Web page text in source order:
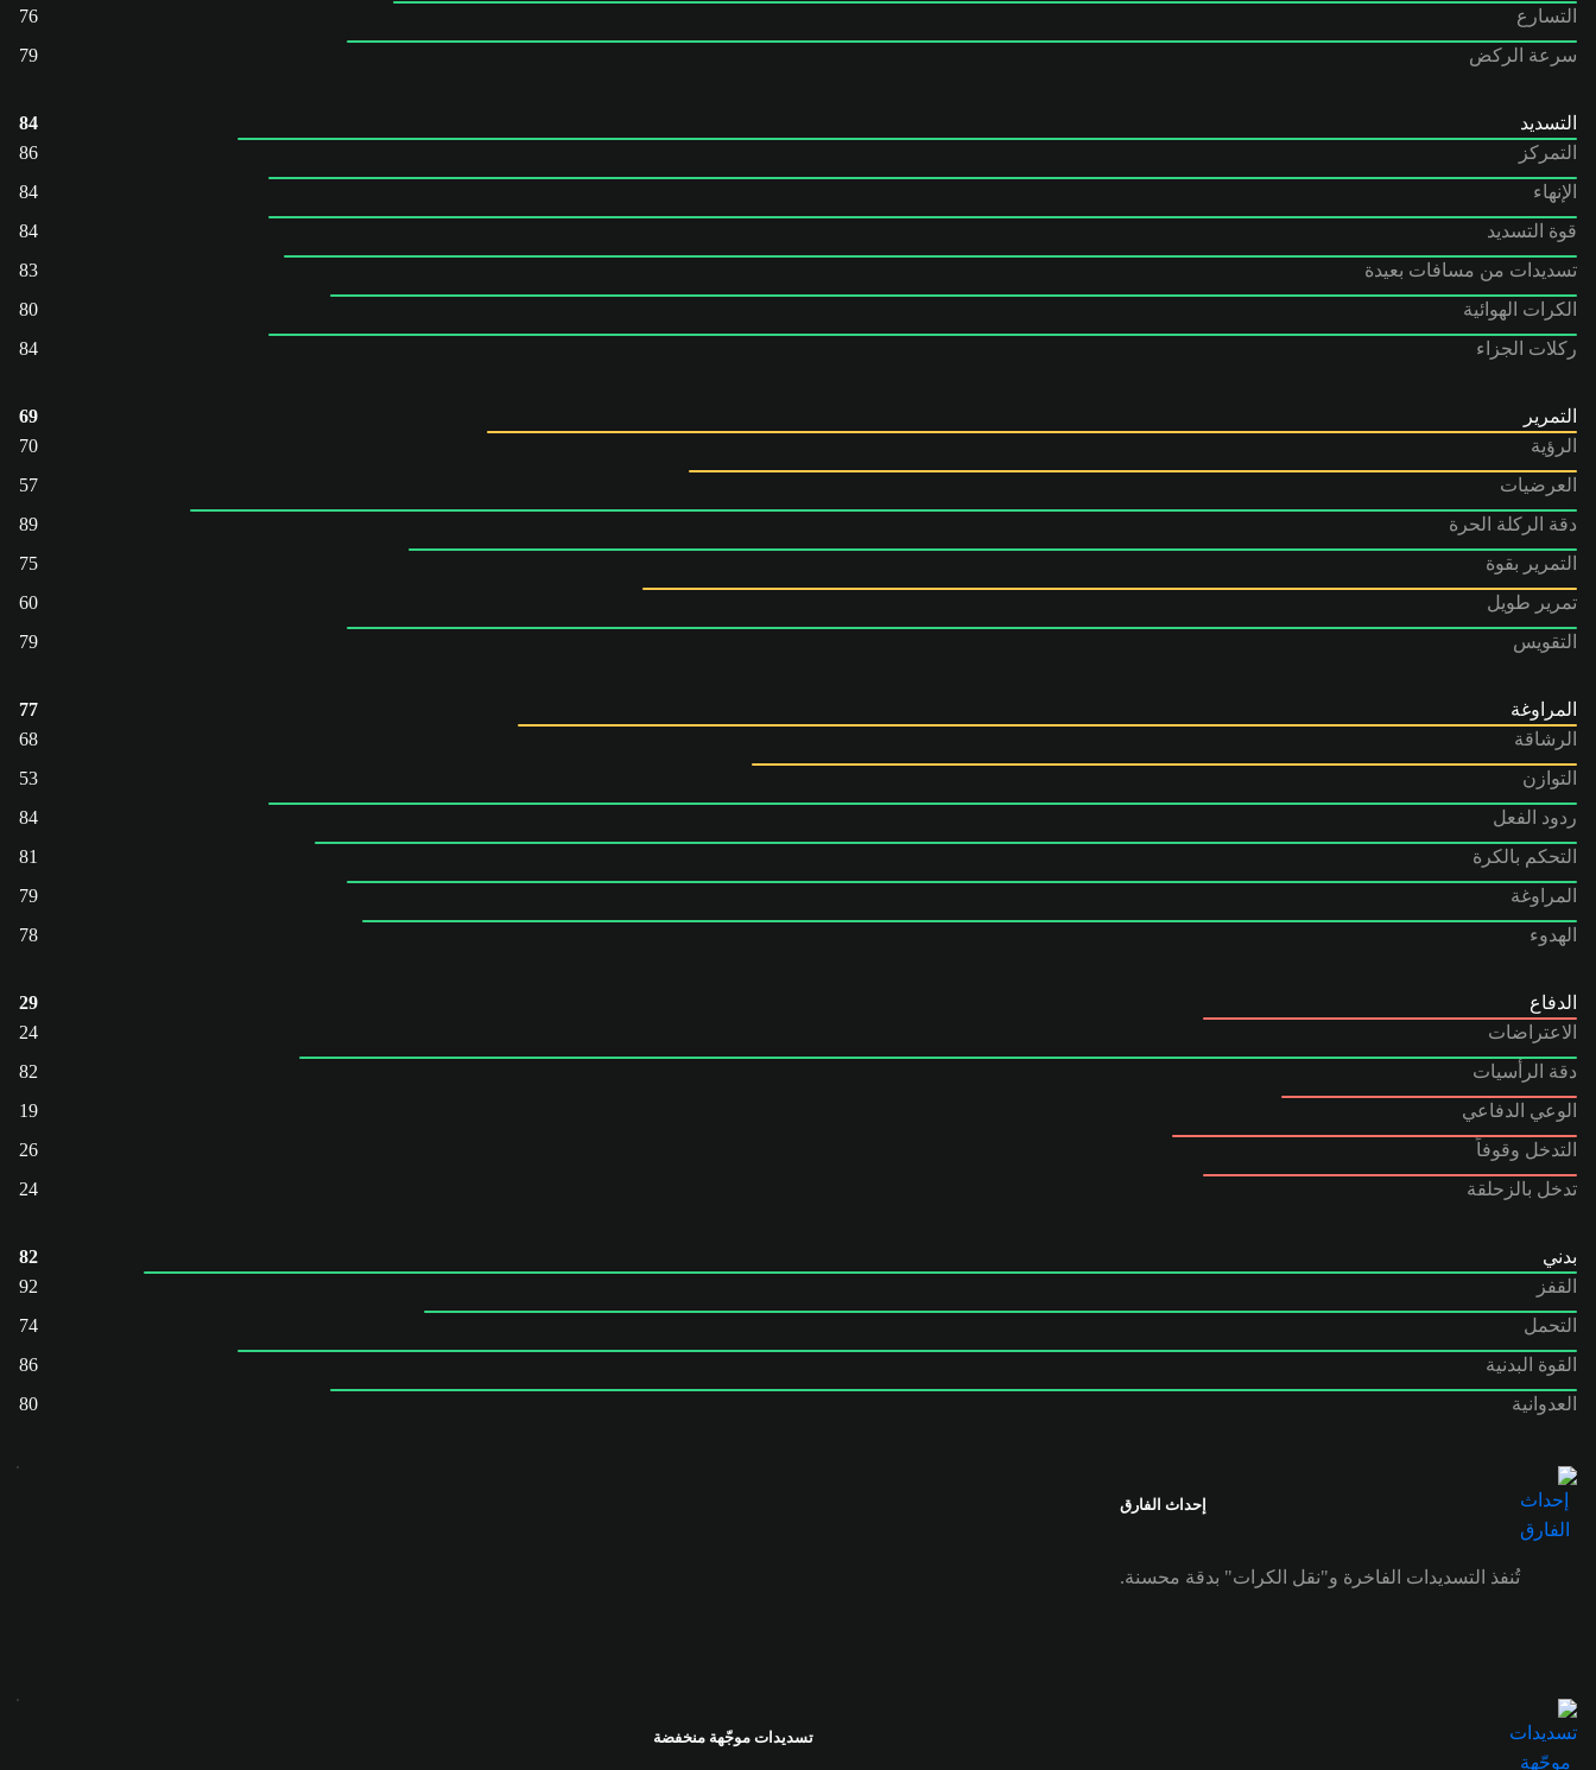
التسارع
76
سرعة الركض
79
التسديد
84
التمركز
86
الإنهاء
84
قوة التسديد
84
تسديدات من مسافات بعيدة
83
الكرات الهوائية
80
ركلات الجزاء
84
التمرير
69
الرؤية
70
العرضيات
57
دقة الركلة الحرة
89
التمرير بقوة
75
تمرير طويل
60
التقويس
79
المراوغة
77
الرشاقة
68
التوازن
53
ردود الفعل
84
التحكم بالكرة
81
المراوغة
79
الهدوء
78
الدفاع
29
الاعتراضات
24
دقة الرأسيات
82
الوعي الدفاعي
19
التدخل وقوفاً
26
تدخل بالزحلقة
24
بدني
82
القفز
92
التحمل
74
القوة البدنية
86
العدوانية
80
إحداث الفارق
تُنفذ التسديدات الفاخرة و"نقل الكرات" بدقة محسنة.
تسديدات موجّهة منخفضة